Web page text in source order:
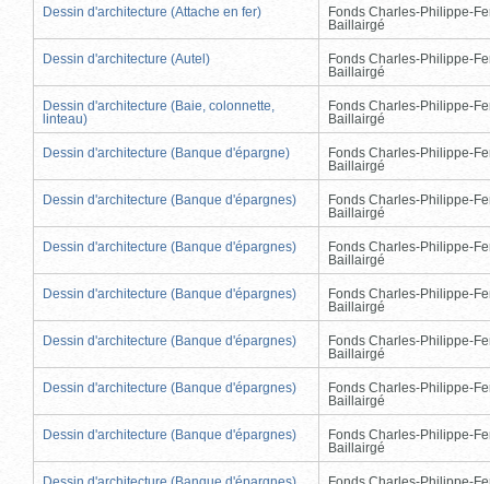
Dessin d'architecture (Attache en fer)
Fonds Charles-Philippe-
Baillairgé
Dessin d'architecture (Autel)
Fonds Charles-Philippe-
Baillairgé
Dessin d'architecture (Baie, colonnette,
linteau)
Fonds Charles-Philippe-
Baillairgé
Dessin d'architecture (Banque d'épargne)
Fonds Charles-Philippe-
Baillairgé
Dessin d'architecture (Banque d'épargnes)
Fonds Charles-Philippe-
Baillairgé
Dessin d'architecture (Banque d'épargnes)
Fonds Charles-Philippe-
Baillairgé
Dessin d'architecture (Banque d'épargnes)
Fonds Charles-Philippe-
Baillairgé
Dessin d'architecture (Banque d'épargnes)
Fonds Charles-Philippe-
Baillairgé
Dessin d'architecture (Banque d'épargnes)
Fonds Charles-Philippe-
Baillairgé
Dessin d'architecture (Banque d'épargnes)
Fonds Charles-Philippe-
Baillairgé